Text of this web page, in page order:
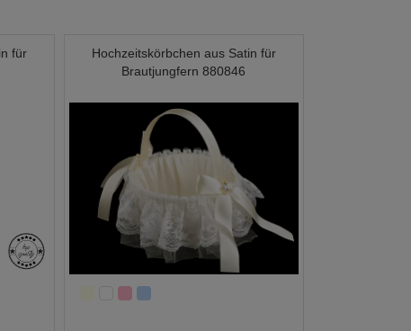
für
Hochzeitskörbchen aus Satin für
Brautjungfern 880846